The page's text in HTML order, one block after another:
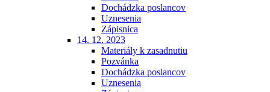
Dochádzka poslancov
Uznesenia
Zápisnica
14. 12. 2023
Materiály k zasadnutiu
Pozvánka
Dochádzka poslancov
Uznesenia